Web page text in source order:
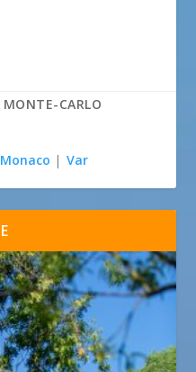
MONTE-CARLO
Monaco | Var